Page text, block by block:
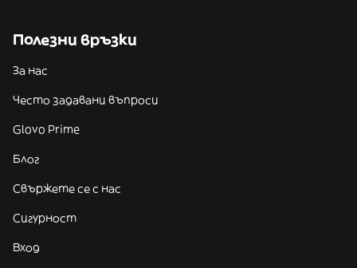
Полезни връзки
За нас
Често задавани въпроси
Glovo Prime
Блог
Свържете се с нас
Сигурност
Вход